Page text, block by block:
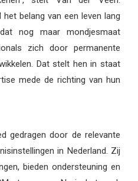
het belang van een leven lang
nog maar mondjesmaat
zich door permanente
Dat stelt hen in staat
mede de richting van hun
gedragen door de relevante
in Nederland. Zij
bieden ondersteuning en